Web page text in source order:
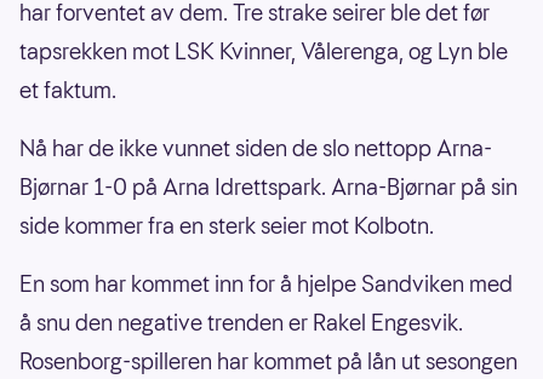
har forventet av dem. Tre strake seirer ble det før
tapsrekken mot LSK Kvinner, Vålerenga, og Lyn ble
et faktum.
Nå har de ikke vunnet siden de slo nettopp Arna-
Bjørnar 1-0 på Arna Idrettspark. Arna-Bjørnar på sin
side kommer fra en sterk seier mot Kolbotn.
En som har kommet inn for å hjelpe Sandviken med
å snu den negative trenden er Rakel Engesvik.
Rosenborg-spilleren har kommet på lån ut sesongen